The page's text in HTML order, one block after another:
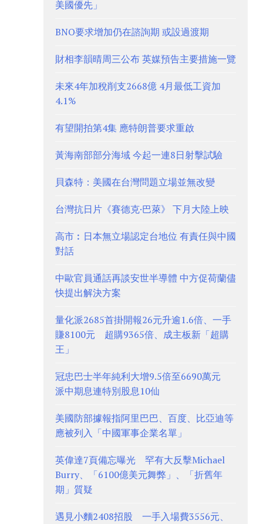
美國優先」
BNO要求增加仍在諮詢期 或設過渡期
財相李韻晴周三公布 英媒預告主要措施一覽
未來4年加稅削支2668億 4月最低工資加
4.1%
有望開拍第4集 應特朗普要求重啟
黃海南部部分海域 今起一連8日射擊試驗
貝森特：美國在台灣問題立場並無改變
台灣抗日片《賽德克·巴萊》 下月大陸上映
高市︰日本無立場認定台地位 有責任與中國
對話
中歐官員通話再談安世半導體 中方促荷蘭儘
快提出解決方案
量化派2685首掛開報26元升逾1.6倍、一手
賺8100元 超購9365倍、成主板新「超購
王」
冠忠巴士半年純利大增9.5倍至6690萬元
派中期息連特別股息10仙
美國防部據報指阿里巴巴、百度、比亞迪等
應被列入「中國軍事企業名單」
英偉達7頁備忘曝光 罕有大反擊Michael
Burry、「6100億美元舞弊」、「折舊年
期」質疑
遇見小麵2408招股 一手入場費3556元、